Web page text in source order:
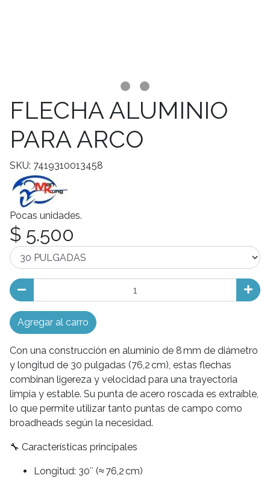
FLECHA ALUMINIO
PARA ARCO
SKU: 7419310013458
Pocas unidades.
$ 5.500
Agregar al carro
Con una construcción en aluminio de 8 mm de diámetro
y longitud de 30 pulgadas (76,2 cm), estas flechas
combinan ligereza y velocidad para una trayectoria
limpia y estable. Su punta de acero roscada es extraíble,
lo que permite utilizar tanto puntas de campo como
broadheads según la necesidad.
🔧 Características principales
Longitud: 30″ (≈ 76,2 cm)